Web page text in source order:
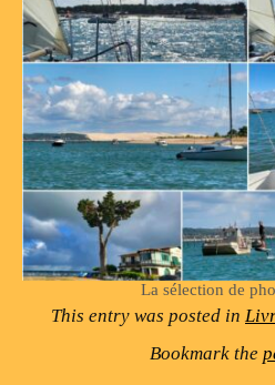
La sélection de
This entry was posted in
Bookmark the